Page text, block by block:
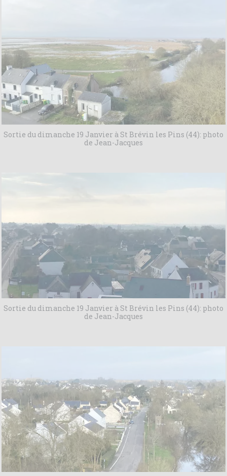
Sortie du dimanche 19 Janvier à St Brévin les Pins (44): photo
de Jean-Jacques
Sortie du dimanche 19 Janvier à St Brévin les Pins (44): photo
de Jean-Jacques